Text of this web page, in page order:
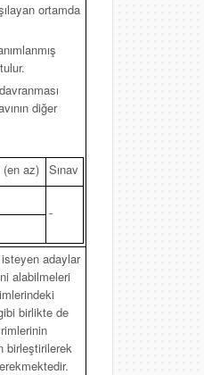
ortamda
diğer
(en az) Sınav
-
adaylar
alabilmeleri
birlikte de
birleştirilerek